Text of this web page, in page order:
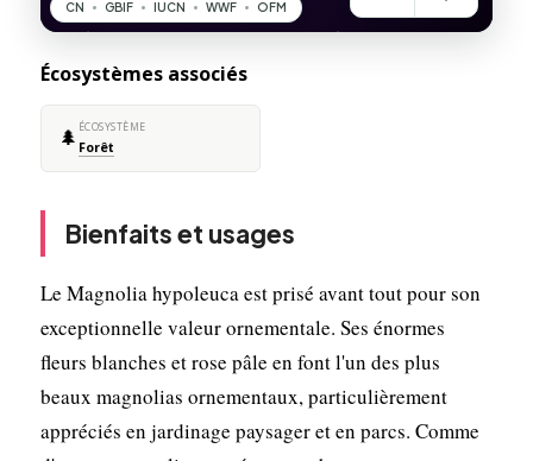
Écosystèmes associés
🌲 ÉCOSYSTÈME
Forêt
Bienfaits et usages
Le Magnolia hypoleuca est prisé avant tout pour son
exceptionnelle valeur ornementale. Ses énormes
fleurs blanches et rose pâle en font l'un des plus
beaux magnolias ornementaux, particulièrement
appréciés en jardinage paysager et en parcs. Comme